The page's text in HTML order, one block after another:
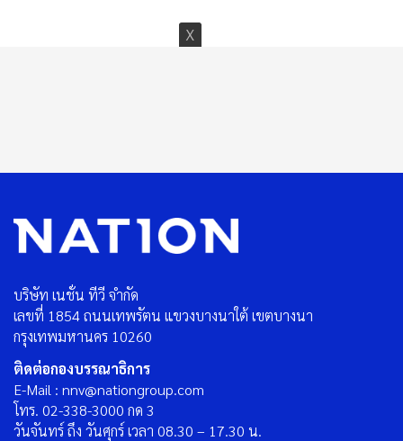
บริษัท เนชั่น ทีวี จำกัด
เลขที่ 1854 ถนนเทพรัตน แขวงบางนาใต้ เขตบางนา
กรุงเทพมหานคร 10260
ติดต่อกองบรรณาธิการ
E-Mail : nnv@nationgroup.com
โทร. 02-338-3000 กด 3
วันจันทร์ ถึง วันศุกร์ เวลา 08.30 – 17.30 น.